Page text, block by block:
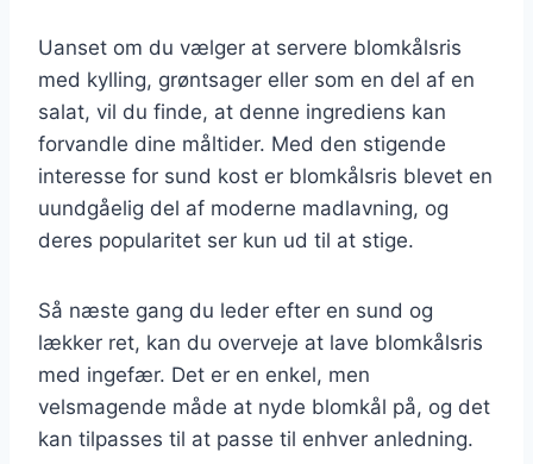
Uanset om du vælger at servere blomkålsris
med kylling, grøntsager eller som en del af en
salat, vil du finde, at denne ingrediens kan
forvandle dine måltider. Med den stigende
interesse for sund kost er blomkålsris blevet en
uundgåelig del af moderne madlavning, og
deres popularitet ser kun ud til at stige.
Så næste gang du leder efter en sund og
lækker ret, kan du overveje at lave blomkålsris
med ingefær. Det er en enkel, men
velsmagende måde at nyde blomkål på, og det
kan tilpasses til at passe til enhver anledning.